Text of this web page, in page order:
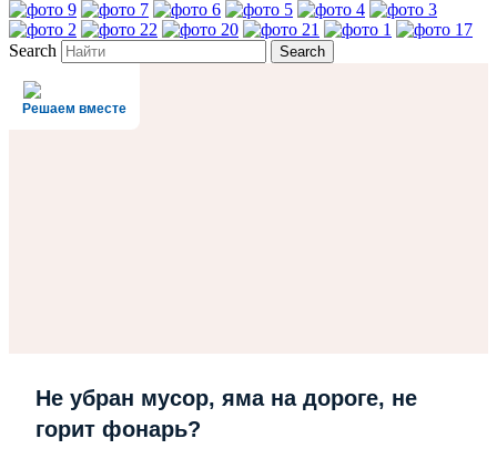
Search
Решаем вместе
Не убран мусор, яма на дороге, не
горит фонарь?